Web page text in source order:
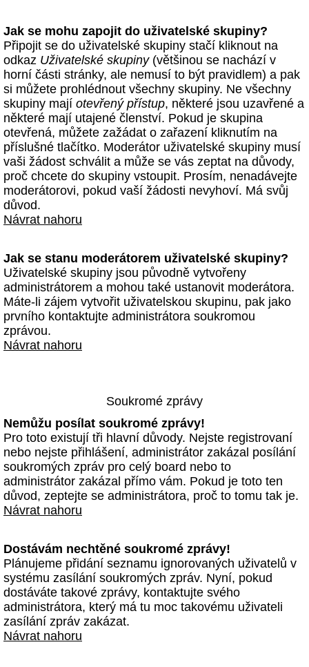
Jak se mohu zapojit do uživatelské skupiny?
Připojit se do uživatelské skupiny stačí kliknout na
odkaz Uživatelské skupiny(většinou se nachází v
horní části stránky, ale nemusí to být pravidlem) a pak
si můžete prohlédnout všechny skupiny. Ne všechny
skupiny mají otevřený přístup, některé jsou uzavřené a
některé mají utajené členství. Pokud je skupina
otevřená, můžete zažádat o zařazení kliknutím na
příslušné tlačítko. Moderátor uživatelské skupiny musí
vaši žádost schválit a může se vás zeptat na důvody,
proč chcete do skupiny vstoupit. Prosím, nenadávejte
moderátorovi, pokud vaší žádosti nevyhoví. Má svůj
důvod.
Návrat nahoru
Jak se stanu moderátorem uživatelské skupiny?
Uživatelské skupiny jsou původně vytvořeny
administrátorem a mohou také ustanovit moderátora.
Máte-li zájem vytvořit uživatelskou skupinu, pak jako
prvního kontaktujte administrátora soukromou
zprávou.
Návrat nahoru
Soukromé zprávy
Nemůžu posílat soukromé zprávy!
Pro toto existují tři hlavní důvody. Nejste registrovaní
nebo nejste přihlášení, administrátor zakázal posílání
soukromých zpráv pro celý board nebo to
administrátor zakázal přímo vám. Pokud je toto ten
důvod, zeptejte se administrátora, proč to tomu tak je.
Návrat nahoru
Dostávám nechtěné soukromé zprávy!
Plánujeme přidání seznamu ignorovaných uživatelů v
systému zasílání soukromých zpráv. Nyní, pokud
dostáváte takové zprávy, kontaktujte svého
administrátora, který má tu moc takovému uživateli
zasílání zpráv zakázat.
Návrat nahoru